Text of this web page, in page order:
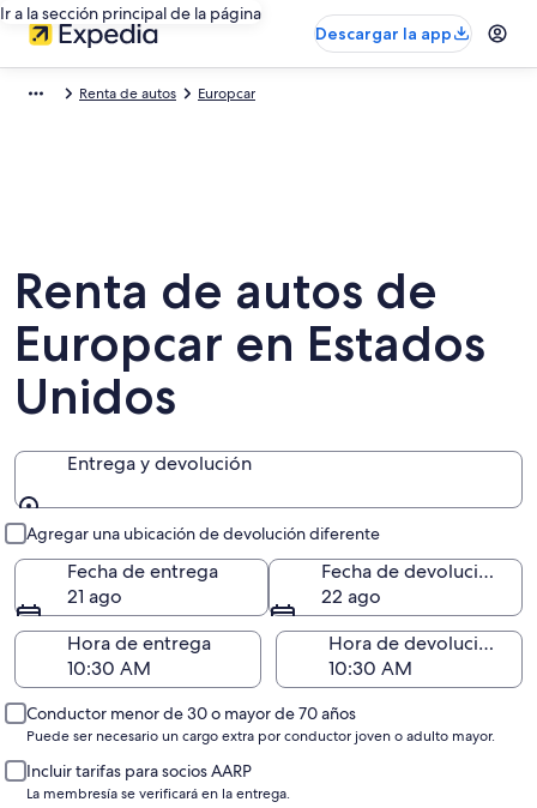
Ir a la sección principal de la página
Descargar la app
Renta de autos Europcar
Renta de autos de
Europcar en Estados
Unidos
Entrega y devolución
Agregar una ubicación de devolución diferente
Fecha de entrega
21 ago
Fecha de devolución
22 ago
Hora de entrega
Hora de devolución
Conductor menor de 30 o mayor de 70 años
Puede ser necesario un cargo extra por conductor joven o adulto mayor.
Incluir tarifas para socios AARP
La membresía se verificará en la entrega.